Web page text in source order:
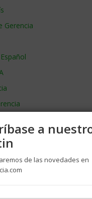
Gerencia
a
de las novedades en